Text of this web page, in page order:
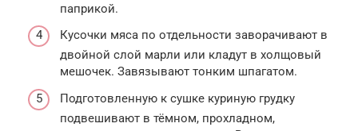
паприкой.
Кусочки мяса по отдельности заворачивают в
двойной слой марли или кладут в холщовый
мешочек. Завязывают тонким шпагатом.
Подготовленную к сушке куриную грудку
подвешивают в тёмном, прохладном,